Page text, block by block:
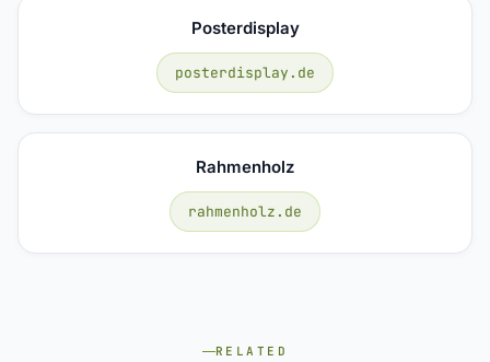
Posterdisplay
posterdisplay.de
Rahmenholz
rahmenholz.de
RELATED